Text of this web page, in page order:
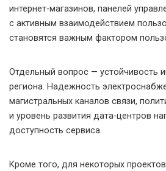
интернет-магазинов, панелей
с активным взаимодействием
становятся важным фактором
Отдельный вопрос — устойчивость
региона. Надежность
магистральных каналов связи,
и уровень развития дата-центров
доступность сервиса.
Кроме того, для некоторых